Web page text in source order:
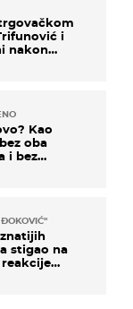
i
nakon
Kao
oba
i bez
stigao na
reakcije